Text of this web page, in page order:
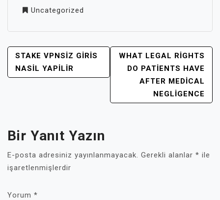
Uncategorized
YAZI
GEZINMESI
STAKE VPNSIZ GIRIS
NASIL YAPILIR
WHAT LEGAL RIGHTS
DO PATIENTS HAVE
AFTER MEDICAL
NEGLIGENCE
Bir Yanıt Yazın
E-posta adresiniz yayınlanmayacak. Gerekli alanlar * ile
işaretlenmişlerdir
Yorum *